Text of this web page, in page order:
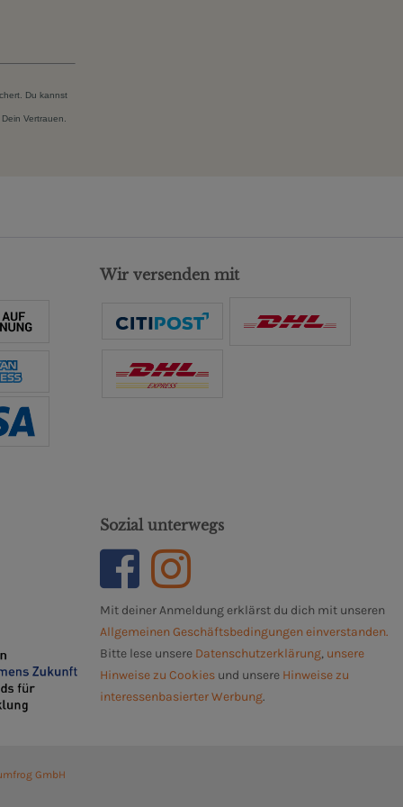
Du kannst
Vertrauen.
Wir versenden mit
Sozial unterwegs
Mit deiner Anmeldung erklärst du dich mit unseren
Allgemeinen Geschäftsbedingungen einverstanden.
Bitte lese unsere Datenschutzerklärung, unsere
Hinweise zu Cookies und unsere Hinweise zu
interessenbasierter Werbung.
GmbH